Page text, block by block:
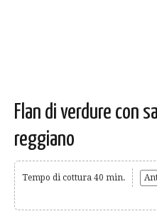
Flan di verdure con
reggiano
Tempo di cottura 40 min.